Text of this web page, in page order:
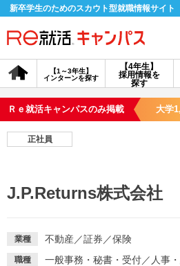
新卒学生のためのスカウト型就職情報サイト
【4年生】
採用情報を
探す
【1～3年生】
インターンを探す
会員登録
会員ID
探す
【4年生】
【4年生】
イベントを探す スカウト
Ｒｅ就活キャンパスのみ掲載 大学
正社員
J.P.Returns株式会社
業種 不動産／証券 ／保険
職種 一般事務・秘書・受付／ 人事